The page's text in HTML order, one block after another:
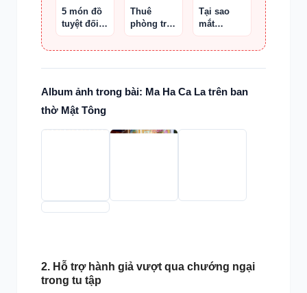
đình
ngày có
tang
5 món đồ
tuyệt đối
không nên
mua khi đi
Thuê
phòng trọ
có sẵn bàn
thờ ?
Tại sao
mắt
thường
không
quỷ thần?
Album ảnh trong bài: Ma Ha Ca La trên ban
thờ Mật Tông
2. Hỗ trợ hành giả vượt qua chướng ngại
trong tu tập